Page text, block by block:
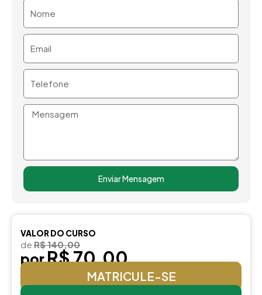
Mensagem
Enviar Mensagem
VALOR DO CURSO
de R$ 140,00
porR$ 70,00
MATRICULE-SE